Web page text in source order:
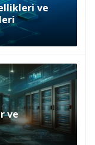
ve
ve